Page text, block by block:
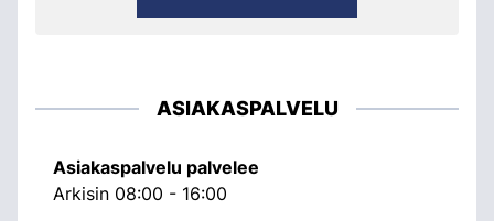
ASIAKASPALVELU
Asiakaspalvelu palvelee
Arkisin 08:00 - 16:00